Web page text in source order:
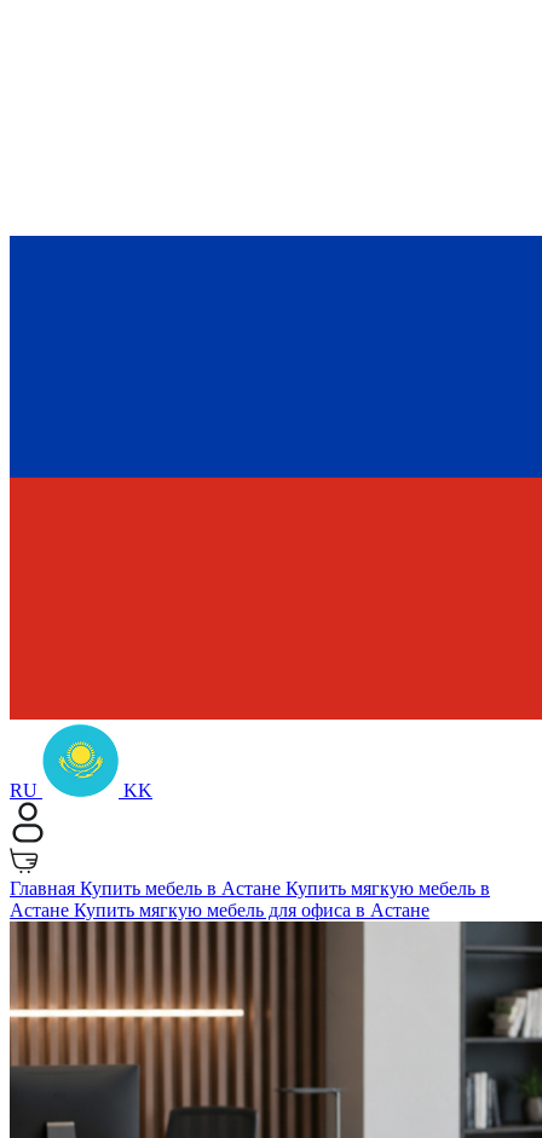
RU KK
Главная Купить мебель в Астане Купить мягкую мебель в
Астане Купить мягкую мебель для офиса в Астане